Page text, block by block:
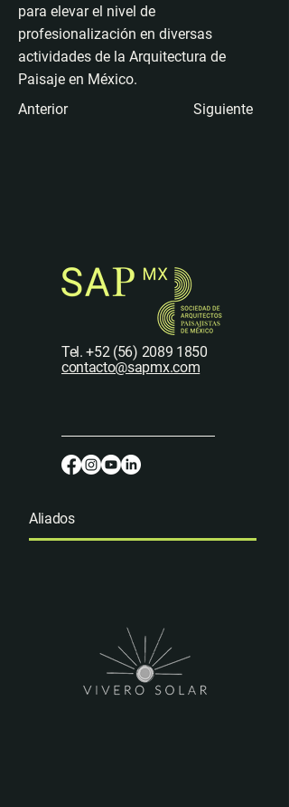
para elevar el nivel de
profesionalización en diversas
actividades de la Arquitectura de
Paisaje en México.
Anterior
Siguiente
Tel.+52 (56) 2089 1850
contacto@sapmx.com
Aliados